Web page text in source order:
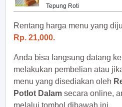
Tepung Roti
Rentang harga menu yang
Rp. 21,000.
Anda bisa langsung datang
melakukan pembelian atau
menu yang disediakan oleh
Potlot Dalam secara online,
melalui tombol dibawah ini.